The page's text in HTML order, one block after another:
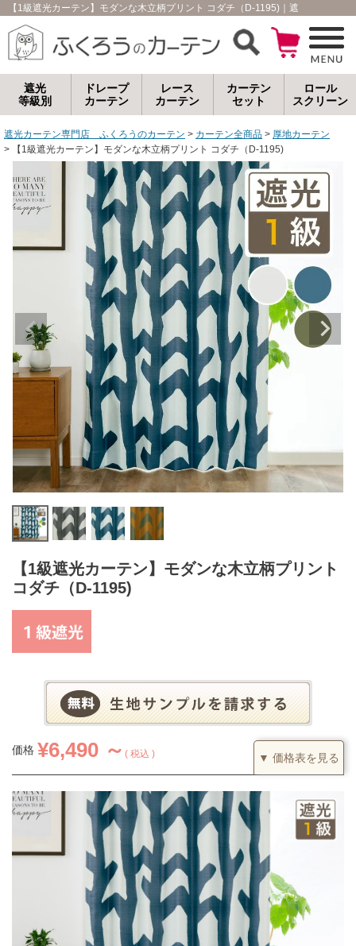
【1級遮光カーテン】モダンな木立柄プリント コダチ（D-1195)｜遮光カーテン
遮光
等級別
ドレープ
カーテン
レース
カーテン
カーテン
セット
ロール
スクリーン
遮光カーテン専門店 ふくろうのカーテン カーテン全商品
厚地カーテン
【1級遮光カーテン】モダンな木立柄プリント コダチ（D-1195)
【1級遮光カーテン】モダンな木立柄プリント
コダチ（D-1195)
価格 ¥6,490 ～ 税込 ▼ 価格表を見る